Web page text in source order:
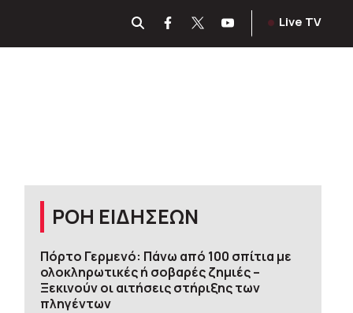
Live TV
ΡΟΗ ΕΙΔΗΣΕΩΝ
Πόρτο Γερμενό: Πάνω από 100 σπίτια με
ολοκληρωτικές ή σοβαρές ζημιές –
Ξεκινούν οι αιτήσεις στήριξης των
πληγέντων